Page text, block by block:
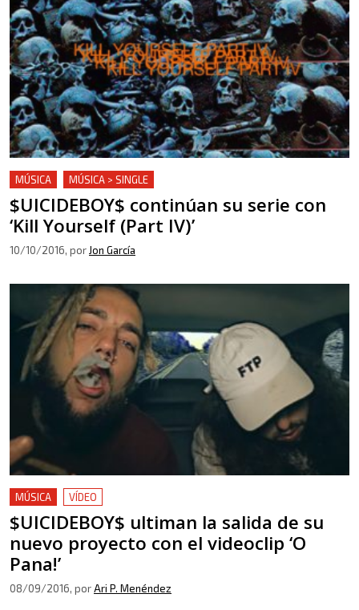
MÚSICA MÚSICA > SINGLE
$UICIDEBOY$ continúan su serie con
‘Kill Yourself (Part IV)’
10/10/2016, por Jon García
MÚSICA VÍDEO
$UICIDEBOY$ ultiman la salida de su
nuevo proyecto con el videoclip ‘O
Pana!’
08/09/2016, porAri P. Menéndez